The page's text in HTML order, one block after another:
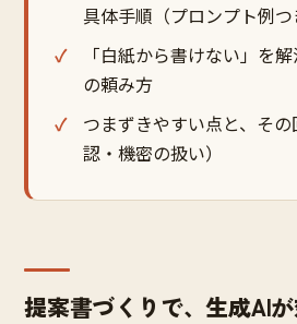
具体手順（プロンプト例つ
「白紙から書けない」を
の頼み方
つまずきやすい点と、そ
認・機密の扱い）
提案書づくりで、生成AI